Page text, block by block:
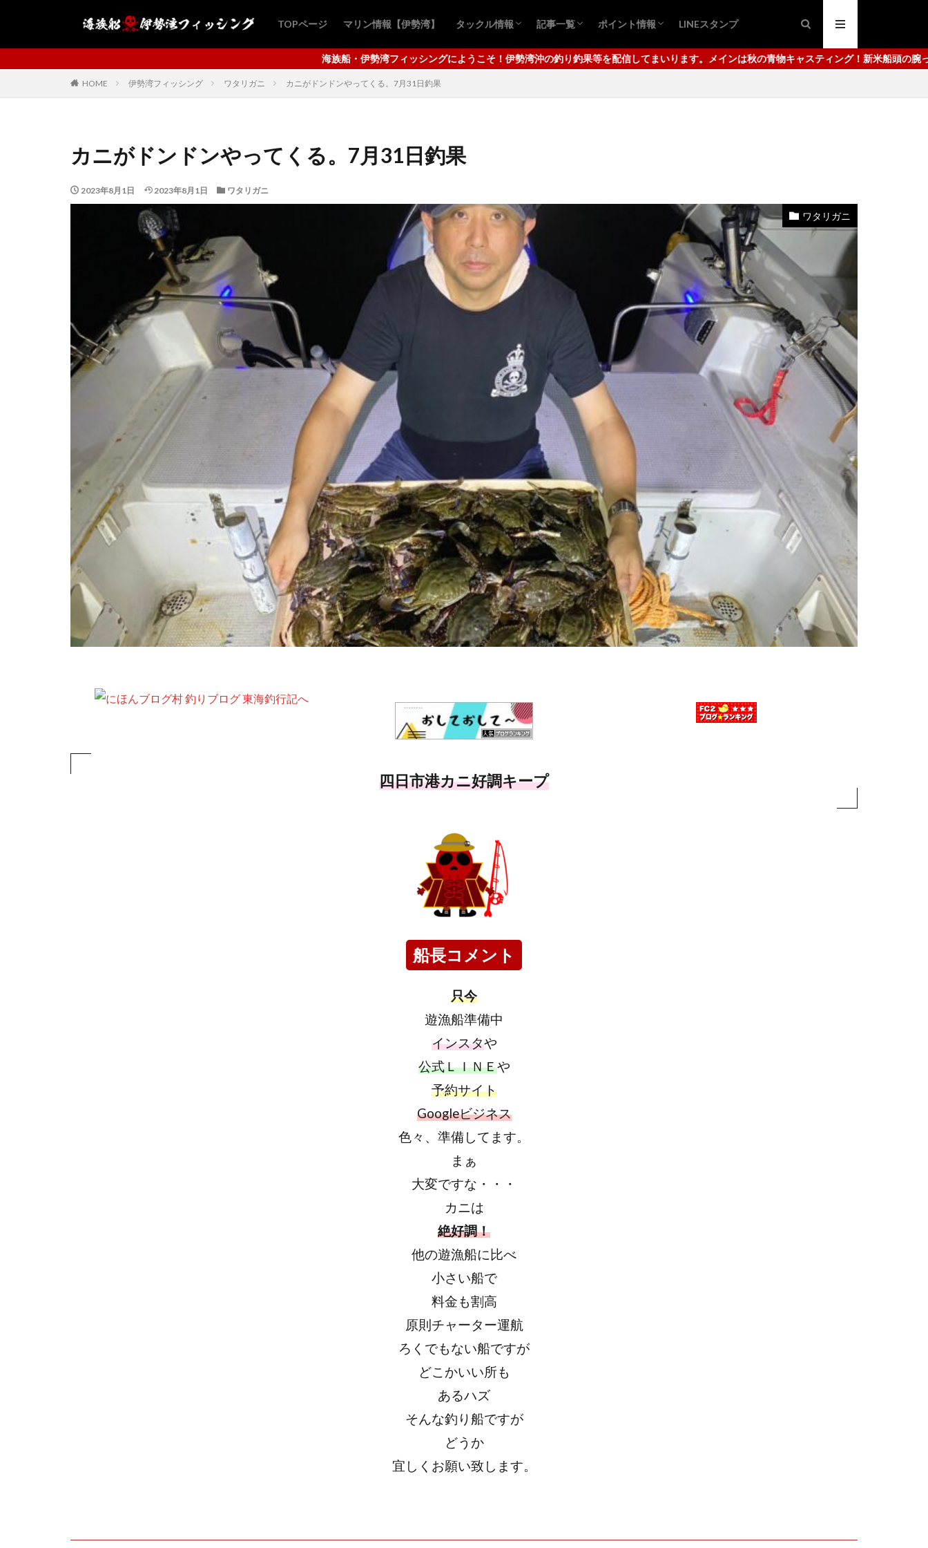
TOPページ マリン情報【伊勢湾】 タックル情報
おすすめ商品
青物ルアー
シーバスルアー
記事一覧
青物キャスティング
シーバスゲーム
ロックフィッシュ
クロダイ釣り
アジ
ワタリガニ
タコ釣り
ポイント情報
四日市港
千代崎港
LINEスタンプ
海族船・伊勢湾フィッシングにようこそ！伊勢湾沖の釣り釣果等を配信してまいります。メインは秋の青物キャスティング！新米船頭の腕っぷしをご覧ください。使用しているタ
HOME 伊勢湾フィッシング ワタリガニ カニがドンドンやってくる。7月31日釣果
カニがドンドンやってくる。7月31日釣果
2023年8月1日 2023年8月1日 ワタリガニ
ワタリガニ
四日市港カニ好調キープ
船長コメント
只今
遊漁船準備中
インスタや
公式ＬＩＮＥや
予約サイト
Googleビジネス
色々、準備してます。
まぁ
大変ですな・・・
カニは
絶好調！
他の遊漁船に比べ
小さい船で
料金も割高
原則チャーター運航
ろくでもない船ですが
どこかいい所も
あるハズ
そんな釣り船ですが
どうか
宜しくお願い致します。